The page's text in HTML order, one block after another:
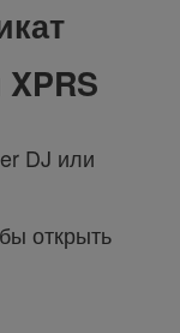
DJ или
открыть